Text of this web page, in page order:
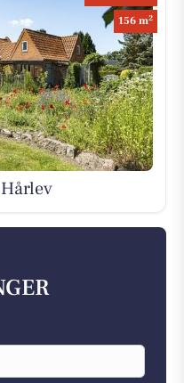
156 m2